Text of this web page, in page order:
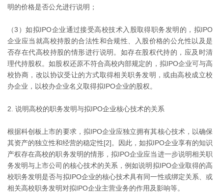
明的价格是否公允进行说明；
（3）如拟IPO企业通过接受高校技术入股取得职务发明的，拟IPO
企业应当就高校持股的合法性和合规性、入股价格的公允性以及是
否存在代高校持股的情形进行说明。如存在股权代持的，应及时清
理代持股权。如股权还原不符合高校内部规定的，拟IPO企业可与高
校协商，改以协议受让的方式取得相关职务发明，或由高校成立校
办企业，以校办企业名义取得拟IPO企业的股权。
2. 说明高校的职务发明与拟IPO企业核心技术的关系
根据科创板上市的要求，拟IPO企业应独立拥有其核心技术，以确保
其资产的独立性和经营的稳定性[2]。因此，如拟IPO企业享有的知识
产权存在高校的职务发明的情形，拟IPO企业应当进一步说明相关职
务发明与上市公司的核心技术的关系，例如说明拟IPO企业取得的高
校职务发明是否与拟IPO企业的核心技术具有同一性或绑定关系、或
相关高校职务发明对拟IPO企业主营业务的作用及影响等。